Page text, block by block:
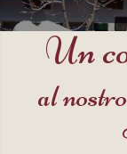
Un
al